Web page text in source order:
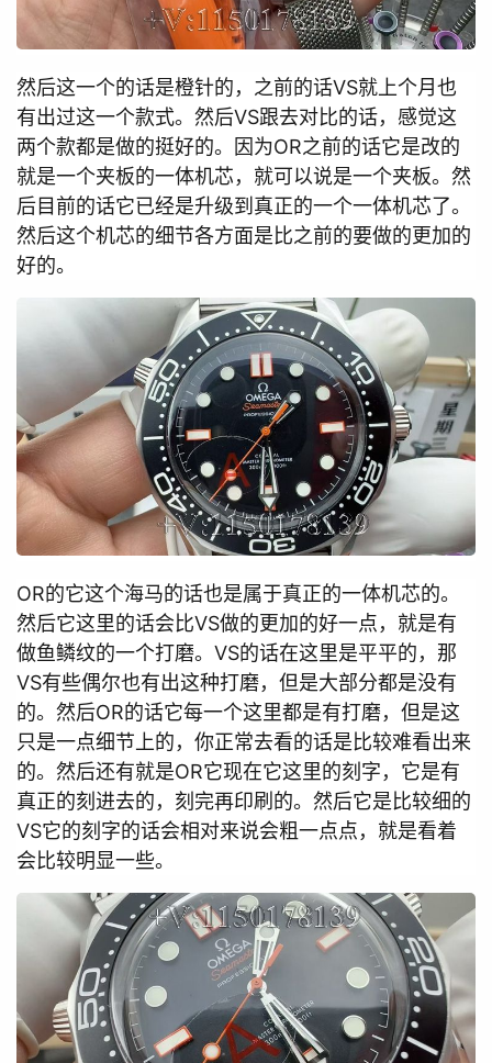
然后这一个的话是橙针的，之前的话VS就上个月也
有出过这一个款式。然后VS跟去对比的话，感觉这
两个款都是做的挺好的。因为OR之前的话它是改的
就是一个夹板的一体机芯，就可以说是一个夹板。然
后目前的话它已经是升级到真正的一个一体机芯了。
然后这个机芯的细节各方面是比之前的要做的更加的
好的。
OR的它这个海马的话也是属于真正的一体机芯的。
然后它这里的话会比VS做的更加的好一点，就是有
做鱼鳞纹的一个打磨。VS的话在这里是平平的，那
VS有些偶尔也有出这种打磨，但是大部分都是没有
的。然后OR的话它每一个这里都是有打磨，但是这
只是一点细节上的，你正常去看的话是比较难看出来
的。然后还有就是OR它现在它这里的刻字，它是有
真正的刻进去的，刻完再印刷的。然后它是比较细的
VS它的刻字的话会相对来说会粗一点点，就是看着
会比较明显一些。